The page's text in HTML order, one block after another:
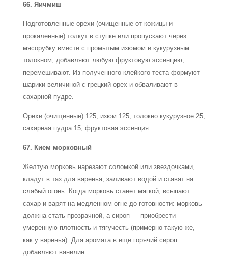
66. Яичмиш
Подготовленные орехи (очищенные от кожицы и
прокаленные) толкут в ступке или пропускают через
мясорубку вместе с промытым изюмом и кукурузным
толокном, добавляют любую фруктовую эссенцию,
перемешивают. Из полученного клейкого теста формуют
шарики величиной с грецкий орех и обваливают в
сахарной пудре.
Орехи (очищенные) 125, изюм 125, толокно кукурузное 25,
сахарная пудра 15, фруктовая эссенция.
67. Кием морковный
Желтую морковь нарезают соломкой или звездочками,
кладут в таз для варенья, заливают водой и ставят на
слабый огонь. Когда морковь станет мягкой, всыпают
сахар и варят на медленном огне до готовности: морковь
должна стать прозрачной, а сироп — приобрести
умеренную плотность и тягучесть (примерно такую же,
как у варенья). Для аромата в еще горячий сироп
добавляют ванилин.